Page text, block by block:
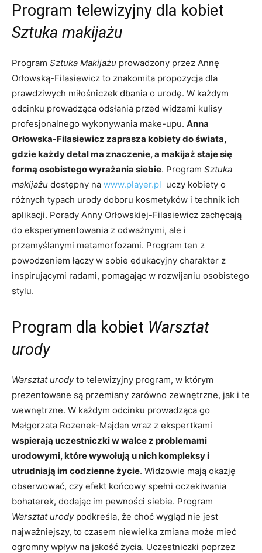
Program telewizyjny dla kobiet
Sztuka makijażu
Program Sztuka Makijażu prowadzony przez Annę
Orłowską-Filasiewicz to znakomita propozycja dla
prawdziwych miłośniczek dbania o urodę. W każdym
odcinku prowadząca odsłania przed widzami kulisy
profesjonalnego wykonywania make-upu. Anna
Orłowska-Filasiewicz zaprasza kobiety do świata,
gdzie każdy detal ma znaczenie, a makijaż staje się
formą osobistego wyrażania siebie. Program Sztuka
makijażu dostępny na www.player.pl uczy kobiety o
różnych typach urody doboru kosmetyków i technik ich
aplikacji. Porady Anny Orłowskiej-Filasiewicz zachęcają
do eksperymentowania z odważnymi, ale i
przemyślanymi metamorfozami. Program ten z
powodzeniem łączy w sobie edukacyjny charakter z
inspirującymi radami, pomagając w rozwijaniu osobistego
stylu.
Program dla kobiet Warsztat
urody
Warsztat urodyto telewizyjny program, w którym
prezentowane są przemiany zarówno zewnętrzne, jak i te
wewnętrzne. W każdym odcinku prowadząca go
Małgorzata Rozenek-Majdan wraz z ekspertkami
wspierają uczestniczki w walce z problemami
urodowymi, które wywołują u nich kompleksy i
utrudniają im codzienne życie. Widzowie mają okazję
obserwować, czy efekt końcowy spełni oczekiwania
bohaterek, dodając im pewności siebie. Program
Warsztat urody podkreśla, że choć wygląd nie jest
najważniejszy, to czasem niewielka zmiana może mieć
ogromny wpływ na jakość życia. Uczestniczki poprzez